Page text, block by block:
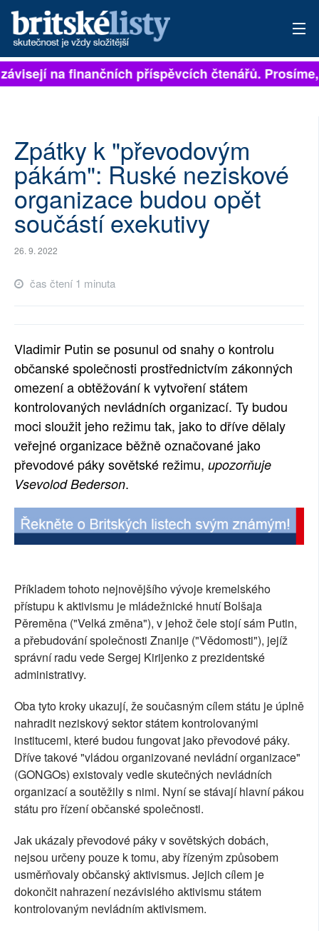
PŘIHLÁSIT
ARCHIV
ROZHOVORY
TÉMATA
RUBRIKY
PLNÁ VERZE STRÁNEK
na finančních příspěvcích čtenářů. Prosíme,
Zpátky k "převodovým
pákám": Ruské neziskové
organizace budou opět
součástí exekutivy
26. 9. 2022
čas čtení 1 minuta
Vladimir Putin se posunul od snahy o kontrolu
občanské společnosti prostřednictvím zákonných
omezení a obtěžování k vytvoření státem
kontrolovaných nevládních organizací. Ty budou
moci sloužit jeho režimu tak, jako to dříve dělaly
veřejné organizace běžně označované jako
převodové páky sovětské režimu, upozorňuje
Vsevolod Bederson.
Příkladem tohoto nejnovějšího vývoje kremelského
přístupu k aktivismu je mládežnické hnutí Bolšaja
Pěreměna ("Velká změna"), v jehož čele stojí sám Putin,
a přebudování společnosti Znanije ("Vědomosti"), jejíž
správní radu vede Sergej Kirijenko z prezidentské
administrativy.
Oba tyto kroky ukazují, že současným cílem státu je úplně
nahradit neziskový sektor státem kontrolovanými
institucemi, které budou fungovat jako převodové páky.
Dříve takové "vládou organizované nevládní organizace"
(GONGOs) existovaly vedle skutečných nevládních
organizací a soutěžily s nimi. Nyní se stávají hlavní pákou
státu pro řízení občanské společnosti.
Jak ukázaly převodové páky v sovětských dobách,
nejsou určeny pouze k tomu, aby řízeným způsobem
usměrňovaly občanský aktivismus. Jejich cílem je
dokončit nahrazení nezávislého aktivismu státem
kontrolovaným nevládním aktivismem.